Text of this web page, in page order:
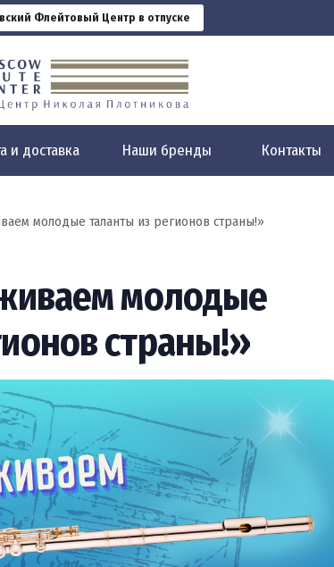
Флейтовый Центр в отпуске
и доставка Наши бренды Контакты
молодые таланты из регионов страны!»
молодые
страны!»